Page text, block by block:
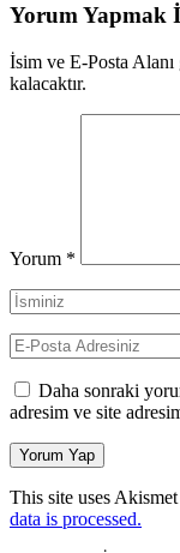
Yorum Yapmak
İsim ve E-Posta
kalacaktır.
Yorum *
Daha sonraki
adresim ve site
This site uses
data is processed.